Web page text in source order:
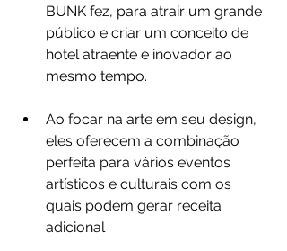
BUNK fez, para atrair um grande
público e criar um conceito de
hotel atraente e inovador ao
mesmo tempo.
Ao focar na arte em seu design,
eles oferecem a combinação
perfeita para vários eventos
artísticos e culturais com os
quais podem gerar receita
adicional